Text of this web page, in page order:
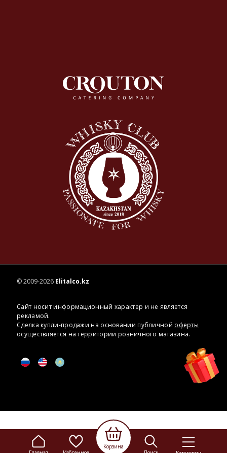
Корзина
© 2009-2026 Elitalco.kz
Сайт носит информационный характер и не является
рекламой.
Сделка купли-продажи на основании публичной оферты
осуществляется на территории розничного магазина.